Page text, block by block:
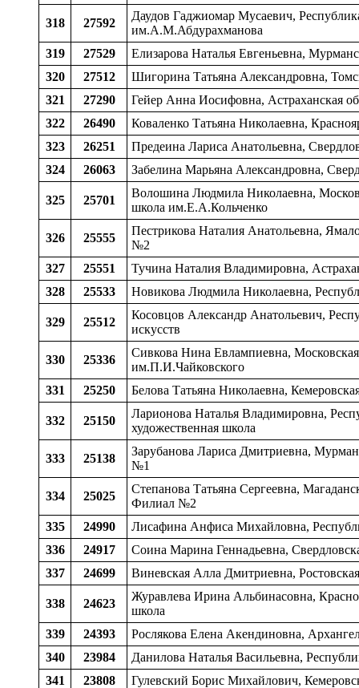
318 27592
Даудов Гаджиомар Мусаевич,
им.А.М.Абдурахманова
319
27529
Елизарова Наталья Евгеньевна,
320
27512
Шигорина Татьяна Александровна,
321
27290
Гейер Анна Иосифовна, Астраханская
322
26490
Коваленко Татьяна Николаевна,
323
26251
Предеина Лариса Анатольевна,
324
26063 Забелина Марьяна Александровна,
325 25701
Волошина Людмила Николаевна,
школа им.Е.А.Кольченко
326 25555
Пестрикова Наталия Анатольевна,
№2
327
25551
Тучина Наталия Владимировна,
328
25533 Новикова Людмила Николаевна,
329 25512
Косовцов Александр Анатольевич,
искусств
330 25336
Сивкова Нина Евлампиевна,
им.П.И.Чайковского
331
25250 Белова Татьяна Николаевна,
332 25150
Ларионова Наталья Владимировна,
художественная школа
333 25138
Зарубанова Лариса Дмитриевна,
№1
334 25025
Степанова Татьяна Сергеевна,
Филиал №2
335
24990
Лисафина Анфиса Михайловна,
336
24917
Соина Марина Геннадьевна,
337
24699 Виневская Алла Дмитриевна,
338 24623
Журавлева Ирина Альбинасовна,
школа
339
24393
Рослякова Елена Акендиновна,
340
23984
Данилова Наталья Васильевна,
341
23808 Гулевский Борис Михайлович,